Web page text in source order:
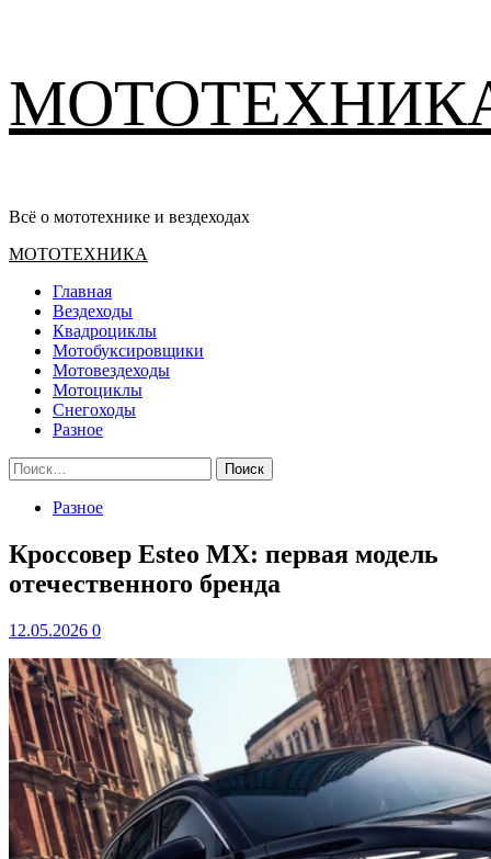
содержимому
Всё о мототехнике и вездеходах
Основное
МОТОТЕХНИКА
Главная
Вездеходы
Квадроциклы
Мотобуксировщики
Мотовездеходы
Мотоциклы
Снегоходы
Разное
Найти:
Разное
Кроссовер Esteo MX: первая модель
отечественного бренда
12.05.2026 0